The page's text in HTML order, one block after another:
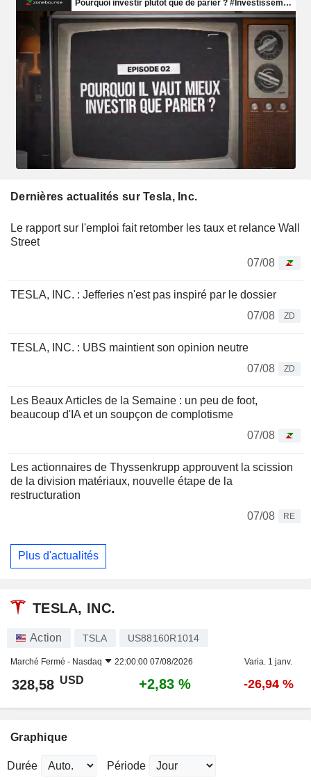
Dernières actualités sur Tesla, Inc.
Le rapport sur l'emploi fait retomber les taux et relance Wall
Street
07/08
TESLA, INC. : Jefferies n'est pas inspiré par le dossier
07/08
ZD
TESLA, INC. : UBS maintient son opinion neutre
07/08
ZD
Les Beaux Articles de la Semaine : un peu de foot,
beaucoup d'IA et un soupçon de complotisme
07/08
Les actionnaires de Thyssenkrupp approuvent la scission
de la division matériaux, nouvelle étape de la
restructuration
07/08
RE
Plus d'actualités
TESLA, INC.
Action TSLA US88160R1014
Marché Fermé - Nasdaq 22:00:00 07/08/2026 Varia. 1 janv.
328,58 USD +2,83 % -26,94 %
Graphique
Durée Période